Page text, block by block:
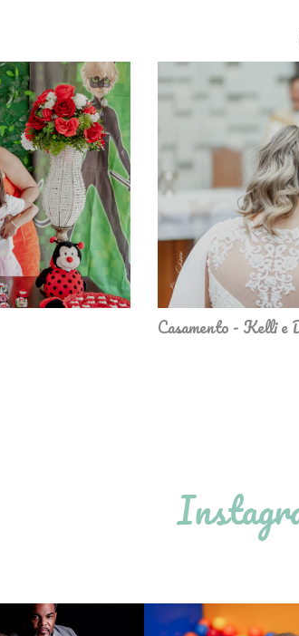
Casamento - Kelli e